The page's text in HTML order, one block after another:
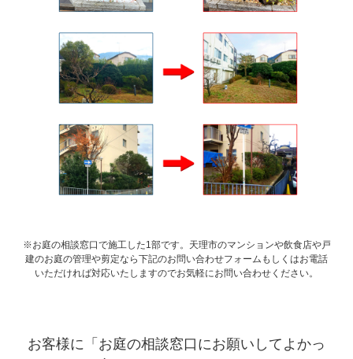
※お庭の相談窓口で施工した1部です。天理市のマンションや飲食店や戸
建のお庭の管理や剪定なら下記のお問い合わせフォームもしくはお電話
いただければ対応いたしますのでお気軽にお問い合わせください。
お客様に「お庭の相談窓口にお願いしてよかっ